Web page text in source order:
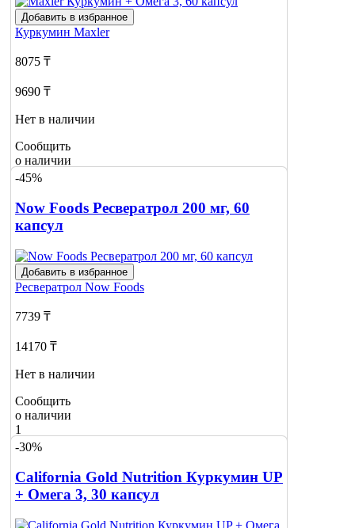
Добавить в избранное
Куркумин Maxler
8075 ₸
9690 ₸
Нет в наличии
Сообщить
о наличии
1
-45%
Now Foods Ресвератрол 200 мг, 60
капсул
Добавить в избранное
Ресвератрол Now Foods
7739 ₸
14170 ₸
Нет в наличии
Сообщить
о наличии
1
-30%
California Gold Nutrition Куркумин UP
+ Омега 3, 30 капсул